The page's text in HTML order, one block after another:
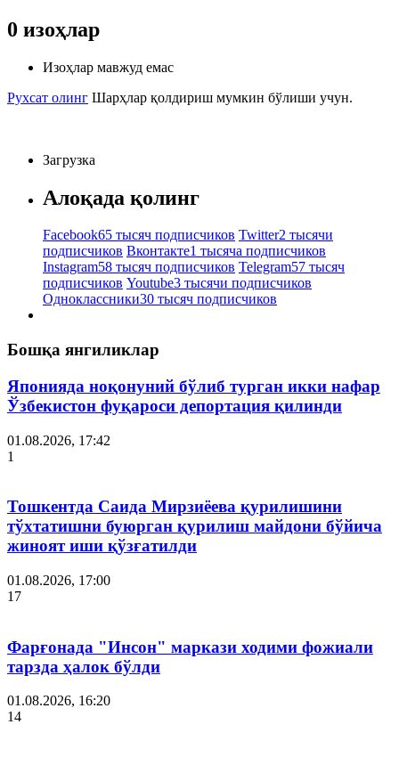
0 изоҳлар
Изоҳлар мавжуд емас
Рухсат олинг Шарҳлар қолдириш мумкин бўлиши учун.
Загрузка
Алоқада қолинг
Facebook65 тысяч подписчиков Twitter2 тысячи
подписчиков Вконтакте1 тысяча подписчиков
Instagram58 тысяч подписчиков Telegram57 тысяч
подписчиков Youtube3 тысячи подписчиков
Одноклассники30 тысяч подписчиков
Бошқа янгиликлар
Японияда ноқонуний бўлиб турган икки нафар
Ўзбекистон фуқароси депортация қилинди
01.08.2026, 17:42
1
Тошкентда Саида Мирзиёева қурилишини
тўхтатишни буюрган қурилиш майдони бўйича
жиноят иши қўзғатилди
01.08.2026, 17:00
17
Фарғонада "Инсон" маркази ходими фожиали
тарзда ҳалок бўлди
01.08.2026, 16:20
14